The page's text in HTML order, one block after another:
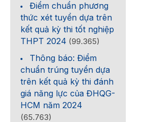
Điểm chuẩn phương
thức xét tuyển dựa trên
kết quả kỳ thi tốt nghiệp
THPT 2024 (99.365)
Thông báo: Điểm
chuẩn trúng tuyển dựa
trên kết quả kỳ thi đánh
giá năng lực của ĐHQG-
HCM năm 2024
(65.763)